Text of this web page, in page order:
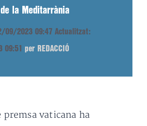
la Meditarrània
09/2023 09:47 Actualitzat:
09:51 per REDACCIÓ
premsa vaticana ha